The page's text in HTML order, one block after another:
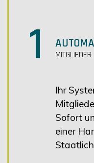
1
Ihr
Sofort
einer